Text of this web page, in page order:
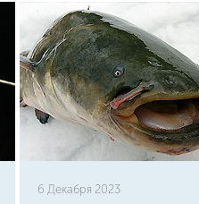
6 Декабря 2023